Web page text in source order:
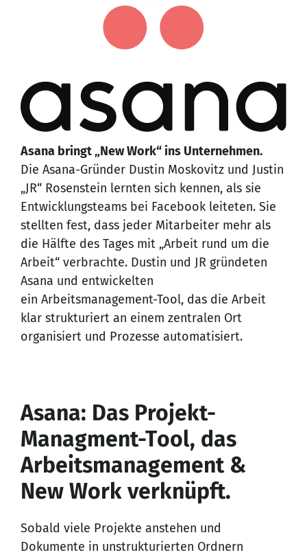
Asana bringt „New Work“ ins Unternehmen.
Die Asana-Gründer Dustin Moskovitz und Justin
„JR“ Rosenstein lernten sich kennen, als sie
Entwicklungsteams bei Facebook leiteten. Sie
stellten fest, dass jeder Mitarbeiter mehr als
die Hälfte des Tages mit „Arbeit rund um die
Arbeit“ verbrachte. Dustin und JR gründeten
Asana und entwickelten
ein Arbeitsmanagement-Tool, das die Arbeit
klar strukturiert an einem zentralen Ort
organisiert und Prozesse automatisiert.
Asana: Das Projekt-
Managment-Tool, das
Arbeitsmanagement &
New Work verknüpft.
Sobald viele Projekte anstehen und
Dokumente in unstrukturierten Ordnern